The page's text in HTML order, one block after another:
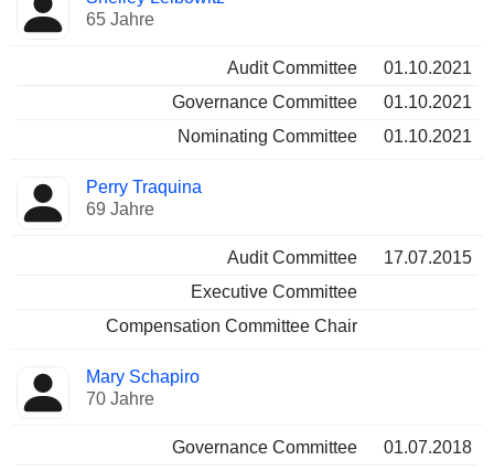
65 Jahre
Audit Committee
01.10.2021
Governance Committee
01.10.2021
Nominating Committee
01.10.2021
Perry Traquina
69 Jahre
Audit Committee
17.07.2015
Executive Committee
Compensation Committee Chair
Mary Schapiro
70 Jahre
Governance Committee
01.07.2018